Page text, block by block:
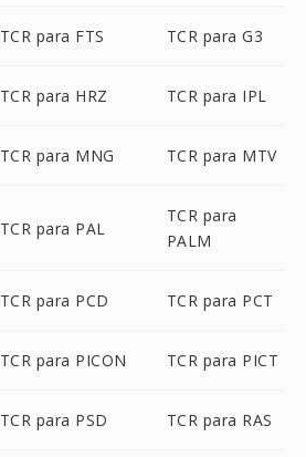
TCR para FTS TCR para G3
TCR para HRZ TCR para IPL
TCR para MNG TCR para MTV
TCR para PAL
TCR para
PALM
TCR para PCD TCR para PCT
TCR para PICON TCR para PICT
TCR para PSD TCR para RAS